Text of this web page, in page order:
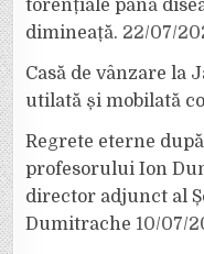
torențiale până
dimineață. 22/07/
Casă de vânzare la
utilată și mobilată
Regrete eterne
profesorului Ion
director adjunct al
Dumitrache 10/07/